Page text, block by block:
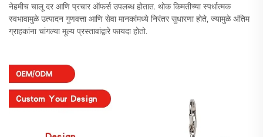
नेहमीच चालू दर आणि प्रचार ऑफर्स उपलब्ध होतात. थोक किमतीच्या स्पर्धात्मक
स्वभावामुळे उत्पादन गुणवत्ता आणि सेवा मानकांमध्ये निरंतर सुधारणा होते, ज्यामुळे अंतिम
ग्राहकांना चांगल्या मूल्य प्रस्तावांद्वारे फायदा होतो.